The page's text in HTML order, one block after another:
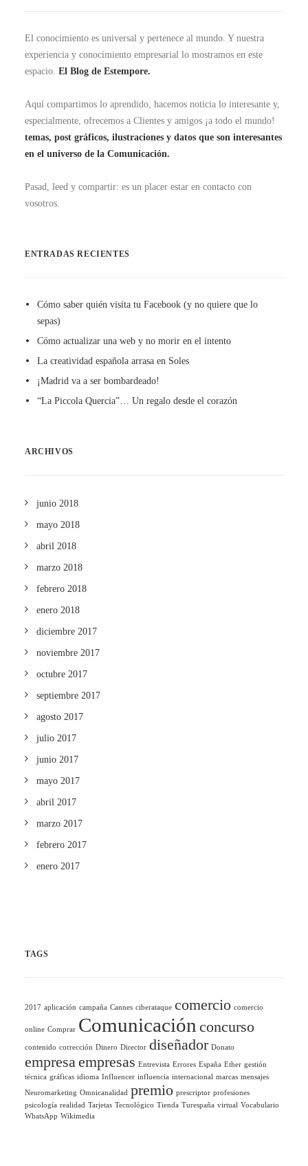
El conocimiento es universal y pertenece al mundo. Y nuestra
experiencia y conocimiento empresarial lo mostramos en este
espacio. El Blog de Estempore.
Aquí compartimos lo aprendido, hacemos noticia lo interesante y,
especialmente, ofrecemos a Clientes y amigos ¡a todo el mundo!
temas, post gráficos, ilustraciones y datos que son interesantes
en el universo de la Comunicación.
Pasad, leed y compartir: es un placer estar en contacto con
vosotros.
ENTRADAS RECIENTES
Cómo saber quién visita tu Facebook (y no quiere que lo
sepas)
Cómo actualizar una web y no morir en el intento
La creatividad española arrasa en Soles
¡Madrid va a ser bombardeado!
“La Piccola Quercia”… Un regalo desde el corazón
ARCHIVOS
junio 2018
mayo 2018
abril 2018
marzo 2018
febrero 2018
enero 2018
diciembre 2017
noviembre 2017
octubre 2017
septiembre 2017
agosto 2017
julio 2017
junio 2017
mayo 2017
abril 2017
marzo 2017
febrero 2017
enero 2017
TAGS
2017 aplicación campaña Cannes ciberataque comercio comercio
online Comprar Comunicación concurso
contenido corrección Dinero Director diseñador Donato
empresaempresas Entrevista Errores España Ether gestión
técnica gráficas idioma Influencer influencia internacional marcas mensajes
Neuromarketing Omnicanalidad premio prescriptor profesiones
psicología realidad Tarjetas Tecnológico Tienda Turespaña virtual Vocabulario
WhatsApp Wikimedia